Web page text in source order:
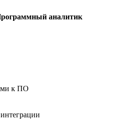
аналитик
к ПО